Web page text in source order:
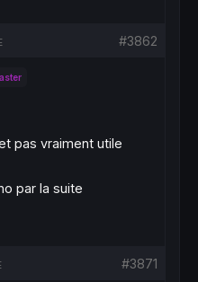
#3862
pas vraiment utile
par la suite
#3871